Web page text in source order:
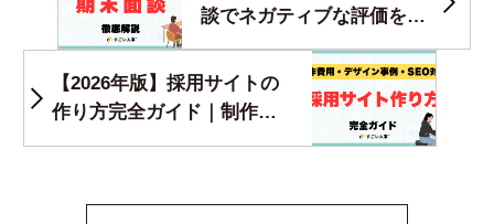
【2026年版】採用サイトの
作り方完全ガイド｜制作費
用・デザイン事例・SEO対
談でネガティブな評価を伝
える時の伝え方・言葉選び
【ケーススタディ付】